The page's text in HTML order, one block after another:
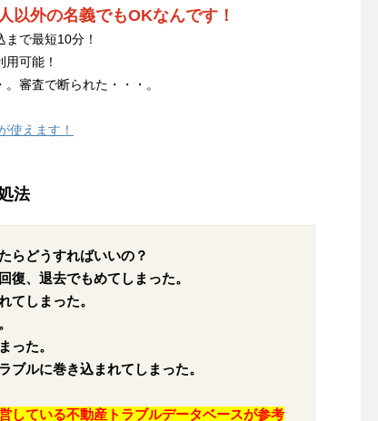
以外の名義でもOKなんです！
で最短10分！
可能！
審査で断られた・・・。
使えます！
法
らどうすればいいの？
復、退去でもめてしまった。
てしまった。
った。
ブルに巻き込まれてしまった。
している不動産トラブルデータベースが参考